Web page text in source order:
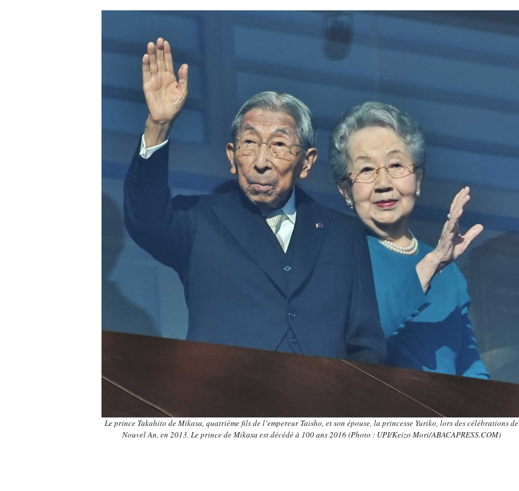
Le prince Takahito de Mikasa, quatrième fils de l’empereur Taisho, et son épouse, la princesse Yuriko, lors des célébrations de
Nouvel An, en 2013. Le prince de Mikasa est décédé à 100 ans 2016 (Photo : UPI/Keizo Mori/ABACAPRESS.COM)